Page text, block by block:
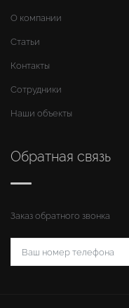
О компании
Статьи
Контакты
Сотрудники
Наши объекты
Обратная связь
Заказ обратного звонка